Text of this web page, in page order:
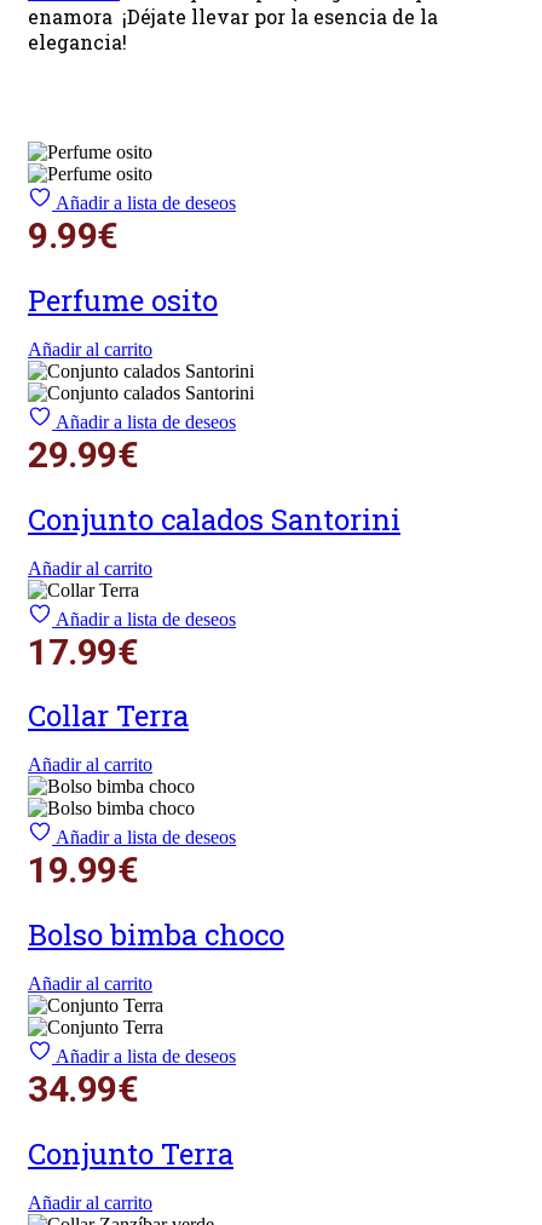
enamora ¡Déjate llevar por la esencia de la
elegancia!
Añadir a lista de deseos
9.99€
Perfume osito
Añadir al carrito
Añadir a lista de deseos
29.99€
Conjunto calados Santorini
Añadir al carrito
Añadir a lista de deseos
17.99€
Collar Terra
Añadir al carrito
Añadir a lista de deseos
19.99€
Bolso bimba choco
Añadir al carrito
Añadir a lista de deseos
34.99€
Conjunto Terra
Añadir al carrito